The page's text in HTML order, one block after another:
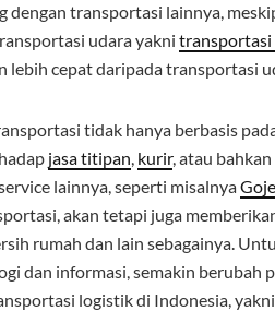
dengan transportasi lainnya,
udara yakni transportasi
lebih cepat daripada transportasi
tidak hanya berbasis
jasa titipan, kurir, atau
lainnya, seperti misalnya
akan tetapi juga
rumah dan lain sebagainya.
dan informasi, semakin berubah
logistik di Indonesia,